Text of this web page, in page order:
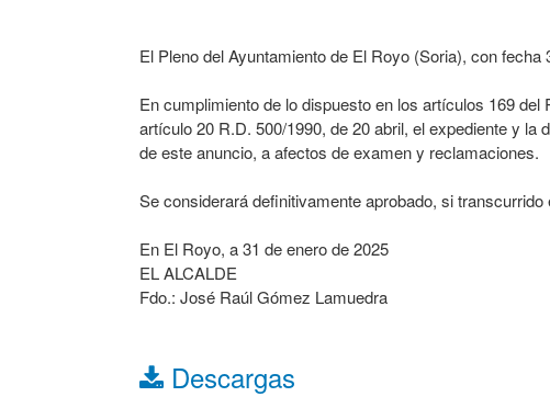
El Pleno del Ayuntamiento de El Royo (Soria), con
En cumplimiento de lo dispuesto en los artículos 169
artículo 20 R.D. 500/1990, de 20 abril, el expediente y
de este anuncio, a afectos de examen y reclamaciones.
Se considerará definitivamente aprobado, si
En El Royo, a 31 de enero de 2025
EL ALCALDE
Fdo.: José Raúl Gómez Lamuedra
Descargas